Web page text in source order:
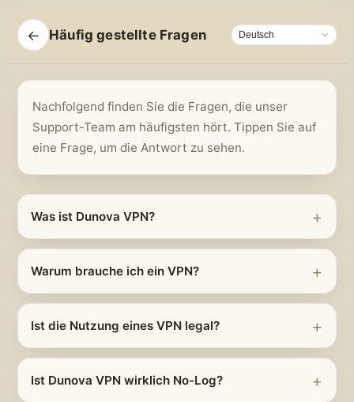
← Häufig gestellte Fragen
Nachfolgend finden Sie die Fragen, die unser
Support-Team am häufigsten hört. Tippen Sie auf
eine Frage, um die Antwort zu sehen.
Was ist Dunova VPN?
Warum brauche ich ein VPN?
Ist die Nutzung eines VPN legal?
Ist Dunova VPN wirklich No-Log?